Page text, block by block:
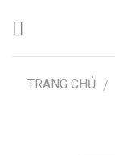
TRANG CHỦ /